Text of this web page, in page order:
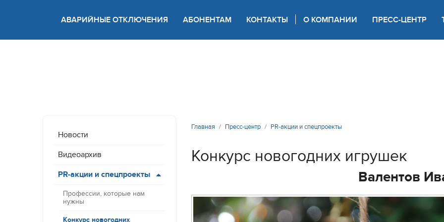
Версия для слабовидящих
АВАРИЙНЫЕ ОТКЛЮЧЕНИЯ АБОНЕНТАМ КОНТАКТЫ О КОМПАНИИ ПРЕСС-ЦЕНТР
Новости
Видеоархив
PR-акции и спецпроекты
Профессии, которые нам
нужны
Конкурс новогодних
Главная Пресс-центр PR-акции и спецпроекты
Конкурс новогодних игрушек
Валентов